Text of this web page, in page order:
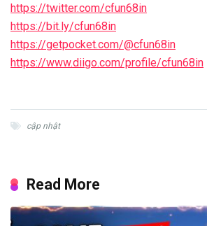
https://twitter.com/cfun68in
https://bit.ly/cfun68in
https://getpocket.com/@cfun68in
https://www.diigo.com/profile/cfun68in
cập nhật
Read More